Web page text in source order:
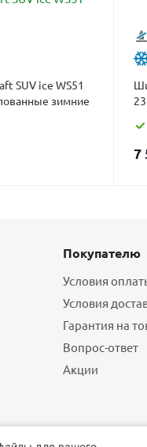
SUV ice WS51
зимние
7
Покупателю
Условия
Условия
Гарантия на
Вопрос-ответ
Акции